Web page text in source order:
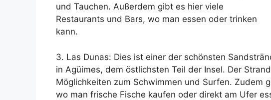
und Tauchen. Außerdem gibt es hier viele
Restaurants und Bars, wo man essen oder trinken
kann.
3. Las Dunas: Dies ist einer der schönsten
in Agüimes, dem östlichsten Teil der Insel. Der
Möglichkeiten zum Schwimmen und Surfen. Zudem
wo man frische Fische kaufen oder direkt am Ufer